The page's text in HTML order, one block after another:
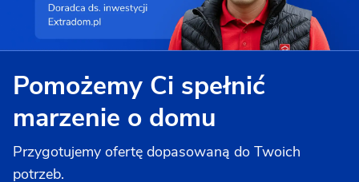
Pomożemy Ci spełnić
marzenie o domu
Przygotujemy ofertę dopasowaną do Twoich
potrzeb.